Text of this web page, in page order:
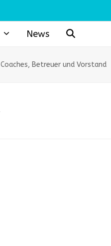
News
Coaches, Betreuer und Vorstand»